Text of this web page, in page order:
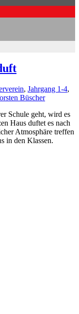
, Jahrgang 1-4,
Büscher
Schule geht, wird es
Haus duftet es nach
Atmosphäre treffen
in den Klassen.